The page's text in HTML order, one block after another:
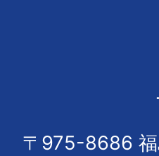
〒975-8686 福